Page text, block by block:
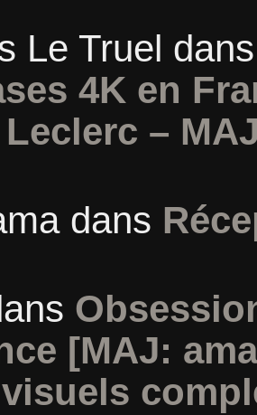
Le Truel
4K en
–
dans
[MAJ: